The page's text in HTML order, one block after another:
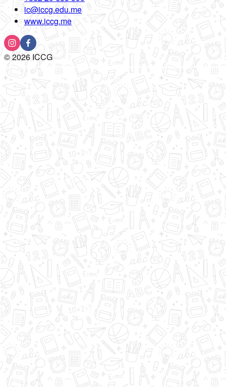
ic@iccg.edu.me
www.iccg.me
©2026ICCG